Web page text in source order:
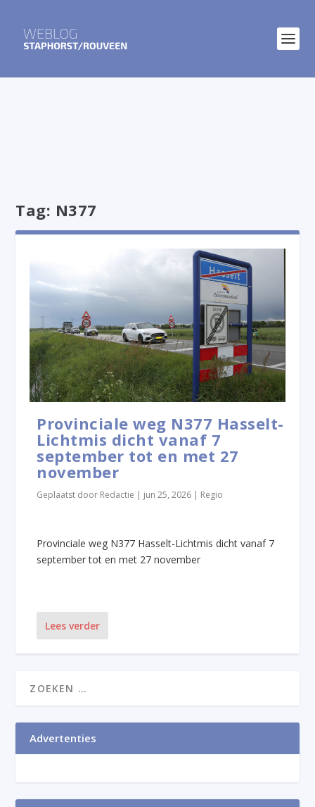
Tag: N377
Provinciale weg N377 Hasselt-
Lichtmis dicht vanaf 7
september tot en met 27
november
Geplaatst door Redactie | jun 25, 2026 | Regio
Provinciale weg N377 Hasselt-Lichtmis dicht vanaf 7
september tot en met 27 november
Lees verder
Advertenties